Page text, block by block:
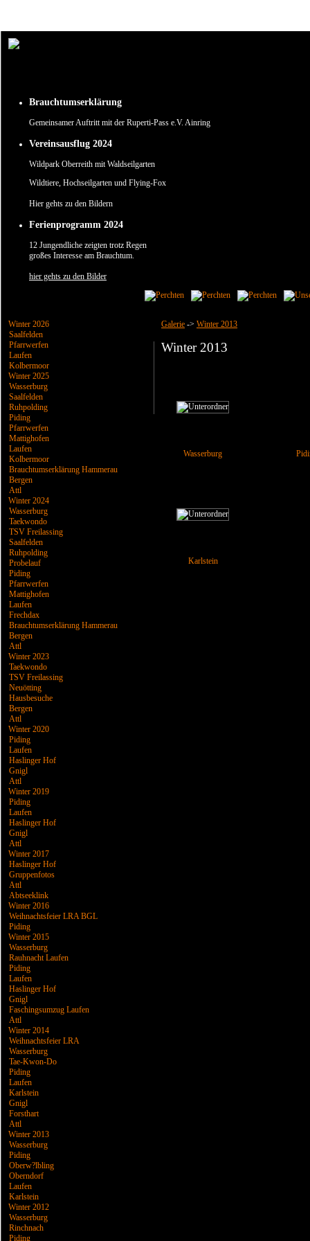
Brauchtumserklärung
Gemeinsamer Auftritt mit der Ruperti-Pass e.V. Ainring
Vereinsausflug 2024
Wildpark Oberreith mit Waldseilgarten
Wildtiere, Hochseilgarten und Flying-Fox
Hier gehts zu den Bildern
Ferienprogramm 2024
12 Jungendliche zeigten trotz Regen
großes Interesse am Brauchtum.
hier gehts zu den Bilder
Winter 2026
Saalfelden
Pfarrwerfen
Laufen
Kolbermoor
Winter 2025
Wasserburg
Saalfelden
Ruhpolding
Piding
Pfarrwerfen
Mattighofen
Laufen
Kolbermoor
Brauchtumserklärung Hammerau
Bergen
Attl
Winter 2024
Wasserburg
Taekwondo
TSV Freilassing
Saalfelden
Ruhpolding
Probelauf
Piding
Pfarrwerfen
Mattighofen
Laufen
Frechdax
Brauchtumserklärung Hammerau
Bergen
Attl
Winter 2023
Taekwondo
TSV Freilassing
Neuötting
Hausbesuche
Bergen
Attl
Winter 2020
Piding
Laufen
Haslinger Hof
Gnigl
Attl
Winter 2019
Piding
Laufen
Haslinger Hof
Gnigl
Attl
Winter 2017
Haslinger Hof
Gruppenfotos
Attl
Abtseeklink
Winter 2016
Weihnachtsfeier LRA BGL
Piding
Winter 2015
Wasserburg
Rauhnacht Laufen
Piding
Laufen
Haslinger Hof
Gnigl
Faschingsumzug Laufen
Attl
Winter 2014
Weihnachtsfeier LRA
Wasserburg
Tae-Kwon-Do
Piding
Laufen
Karlstein
Gnigl
Forsthart
Attl
Winter 2013
Wasserburg
Piding
Oberw?lbling
Oberndorf
Laufen
Karlstein
Winter 2012
Wasserburg
Rinchnach
Piding
Galerie -> Winter 2013
Winter 2013
Wasserburg
Karlstein